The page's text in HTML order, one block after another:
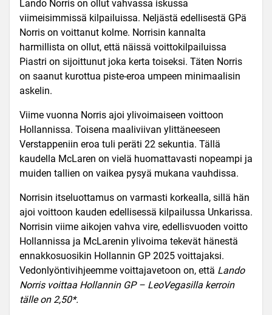
Lando Norris on ollut vahvassa iskussa
viimeisimmissä kilpailuissa. Neljästä edellisestä GPä
Norris on voittanut kolme. Norrisin kannalta
harmillista on ollut, että näissä voittokilpailuissa
Piastri on sijoittunut joka kerta toiseksi. Täten Norris
on saanut kurottua piste-eroa umpeen minimaalisin
askelin.
Viime vuonna Norris ajoi ylivoimaiseen voittoon
Hollannissa. Toisena maaliviivan ylittäneeseen
Verstappeniin eroa tuli peräti 22 sekuntia. Tällä
kaudella McLaren on vielä huomattavasti nopeampi ja
muiden tallien on vaikea pysyä mukana vauhdissa.
Norrisin itseluottamus on varmasti korkealla, sillä hän
ajoi voittoon kauden edellisessä kilpailussa Unkarissa.
Norrisin viime aikojen vahva vire, edellisvuoden voitto
Hollannissa ja McLarenin ylivoima tekevät hänestä
ennakkosuosikin Hollannin GP 2025 voittajaksi.
Vedonlyöntivihjeemme voittajavetoon on, että Lando
Norris voittaa Hollannin GP– LeoVegasilla kerroin
tälle on 2,50*.